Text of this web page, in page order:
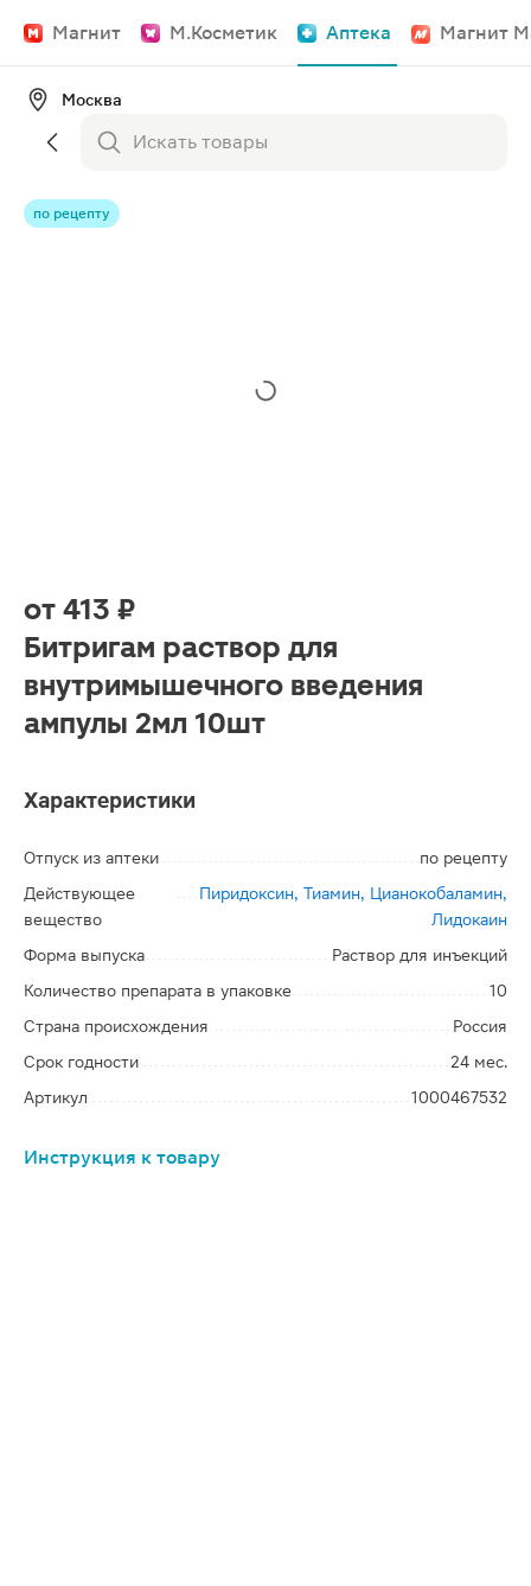
Магнит М.Косметик Аптека Магнит
Москва
по рецепту
от 413 ₽
Битригам раствор для
внутримышечного введения
ампулы 2мл 10шт
Характеристики
Отпуск из аптеки
по рецепту
Действующее
вещество
Пиридоксин, Тиамин, Цианокобаламин,
Лидокаин
Форма выпуска
Раствор для инъекций
Количество препарата в упаковке
10
Страна происхождения
Россия
Срок годности
24 мес.
Артикул
1000467532
Инструкция к товару